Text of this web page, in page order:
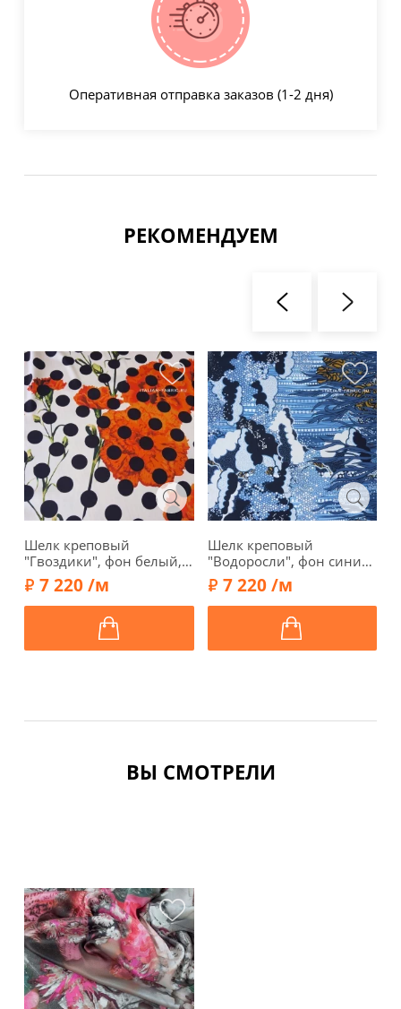
Оперативная отправка заказов (1-2 дня)
РЕКОМЕНДУЕМ
Шелк креповый
"Гвоздики", фон белый,
00702-1
7 220 /м
Шелк креповый
"Водоросли", фон синий,
00707-2
7 220 /м
ВЫ СМОТРЕЛИ